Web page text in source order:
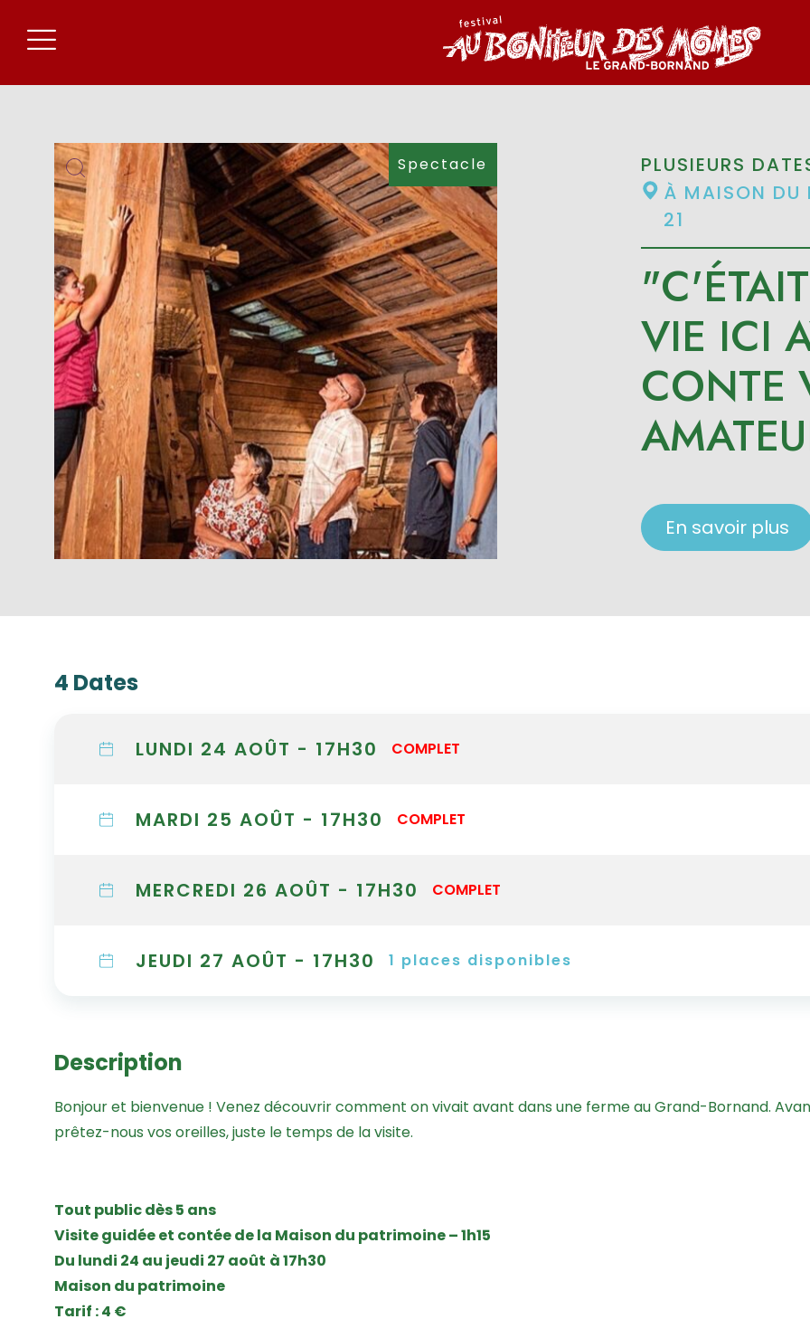
Spectacle
PLUSIEURS
À MAISON DU
21
VIE ICI
CONTE
En savoir plus
4 Dates
LUNDI 24 AOÛT - 17H30 COMPLET
MARDI 25 AOÛT - 17H30 COMPLET
MERCREDI 26 AOÛT - 17H30 COMPLET
JEUDI 27 AOÛT - 17H30 1 places disponibles
Description
Bonjour et bienvenue ! Venez découvrir comment on vivait avant dans une ferme au Grand-Bornand.
prêtez-nous vos oreilles, juste le temps de la visite.
Tout public dès 5 ans
Visite guidée et contée de la Maison du patrimoine – 1h15
Du lundi 24 au jeudi 27 août à 17h30
Maison du patrimoine
Tarif : 4 €